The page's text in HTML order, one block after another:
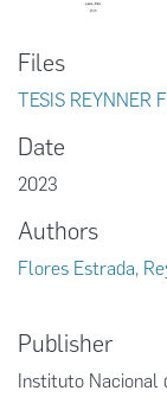
Files
TESIS REYNNER
Date
2023
Authors
Flores Estrada,
Publisher
Instituto Nacional